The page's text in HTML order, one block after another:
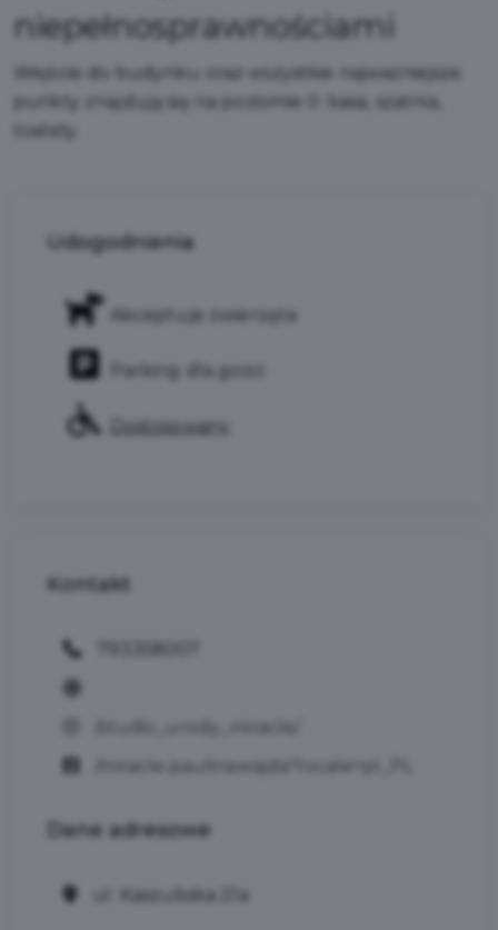
niepełnosprawnościami
Wejście do budynku oraz wszystkie najważniejsze
punkty znajdują się na poziomie 0: kasa, szatnia,
toalety.
Udogodnienia
Akceptuje zwierzęta
Parking dla gości
Dostosowany
Kontakt
Dane adresowe
ul. Kaszubska 21a